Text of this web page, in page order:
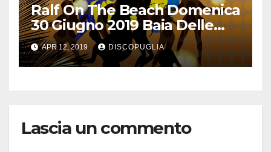
Ralf On The Beach Domenica
30 Giugno 2019 Baia Delle
Sirene
APR 12, 2019 DISCOPUGLIA
Lascia un commento